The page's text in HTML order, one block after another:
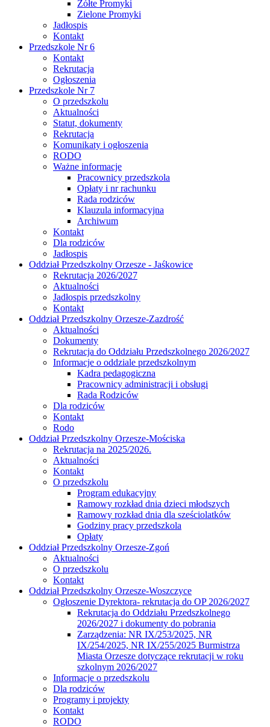
Żółte Promyki
Zielone Promyki
Jadłospis
Kontakt
Przedszkole Nr 6
Kontakt
Rekrutacja
Ogłoszenia
Przedszkole Nr 7
O przedszkolu
Aktualności
Statut, dokumenty
Rekrutacja
Komunikaty i ogłoszenia
RODO
Ważne informacje
Pracownicy przedszkola
Opłaty i nr rachunku
Rada rodziców
Klauzula informacyjna
Archiwum
Kontakt
Dla rodziców
Jadłospis
Oddział Przedszkolny Orzesze - Jaśkowice
Rekrutacja 2026/2027
Aktualności
Jadłospis przedszkolny
Kontakt
Oddział Przedszkolny Orzesze-Zazdrość
Aktualności
Dokumenty
Rekrutacja do Oddziału Przedszkolnego 2026/2027
Informacje o oddziale przedszkolnym
Kadra pedagogiczna
Pracownicy administracji i obsługi
Rada Rodziców
Dla rodziców
Kontakt
Rodo
Oddział Przedszkolny Orzesze-Mościska
Rekrutacja na 2025/2026.
Aktualności
Kontakt
O przedszkolu
Program edukacyjny
Ramowy rozkład dnia dzieci młodszych
Ramowy rozkład dnia dla sześciolatków
Godziny pracy przedszkola
Opłaty
Oddział Przedszkolny Orzesze-Zgoń
Aktualności
O przedszkolu
Kontakt
Oddział Przedszkolny Orzesze-Woszczyce
Ogłoszenie Dyrektora- rekrutacja do OP 2026/2027
Rekrutacja do Oddziału Przedszkolnego
2026/2027 i dokumenty do pobrania
Zarządzenia: NR IX/253/2025, NR
IX/254/2025, NR IX/255/2025 Burmistrza
Miasta Orzesze dotyczące rekrutacji w roku
szkolnym 2026/2027
Informacje o przedszkolu
Dla rodziców
Programy i projekty
Kontakt
RODO